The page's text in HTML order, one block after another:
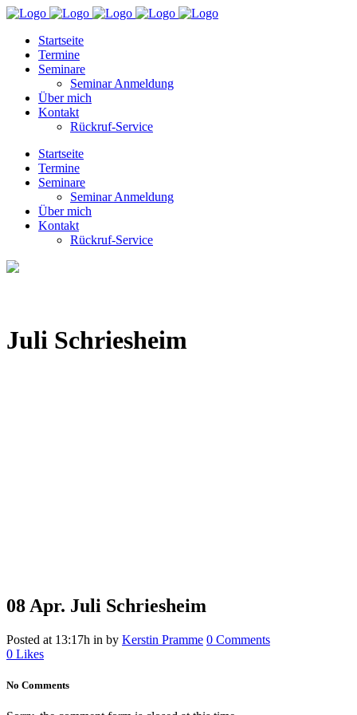
Startseite
Termine
Seminare
Seminar Anmeldung
Über mich
Kontakt
Rückruf-Service
Startseite
Termine
Seminare
Seminar Anmeldung
Über mich
Kontakt
Rückruf-Service
Juli Schriesheim
08 Apr. Juli Schriesheim
Posted at 13:17h in by Kerstin Pramme 0 Comments
0 Likes
No Comments